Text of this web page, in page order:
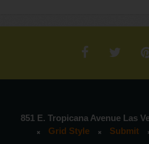
851 E. Tropicana Avenue Las
Grid Style
Submit